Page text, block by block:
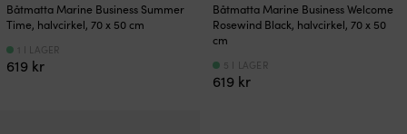
Båtmatta Marine Business Summer
Time, halvcirkel, 70 x 50 cm
619 kr
1 I LAGER
Båtmatta Marine Business Welcome
Rosewind Black, halvcirkel, 70 x 50
cm
619 kr
5 I LAGER